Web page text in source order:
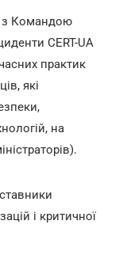
з Командою
CERT-UA
практик
які
на
і критичної